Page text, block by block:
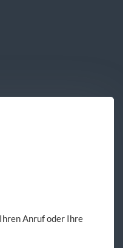
Anruf oder Ihre